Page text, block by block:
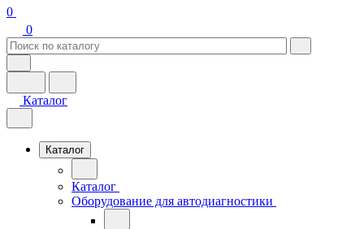
0
0
Каталог
Каталог
Каталог
Оборудование для автодиагностики